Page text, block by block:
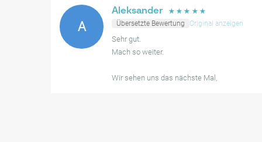
A
Aleksander ☆ ☆ ☆ ☆ ☆
Übersetzte Bewertung
Original anzeigen
Sehr gut.
Mach so weiter.
Wir sehen uns das nächste Mal,